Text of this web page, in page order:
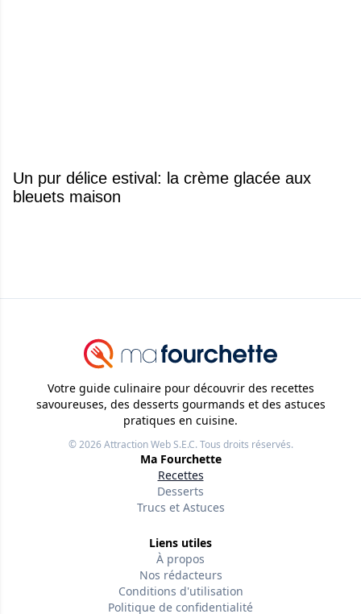
Un pur délice estival: la crème glacée aux
bleuets maison
Votre guide culinaire pour découvrir des recettes
savoureuses, des desserts gourmands et des astuces
pratiques en cuisine.
© 2026Attraction Web S.E.C.Tous droits réservés.
Ma Fourchette
Recettes
Desserts
Trucs et Astuces
Liens utiles
À propos
Nos rédacteurs
Conditions d'utilisation
Politique de confidentialité